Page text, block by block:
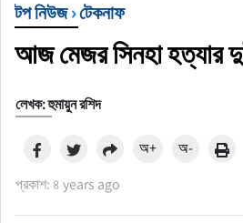
অর্থ-বানিজ্য
টপ নিউজ›টেকনাফ
আজ মেজর সিনহা হত্যার
লেখক: হুমায়ুন রশিদ
প্রকাশ: ৪ years ago
অ+ অ-